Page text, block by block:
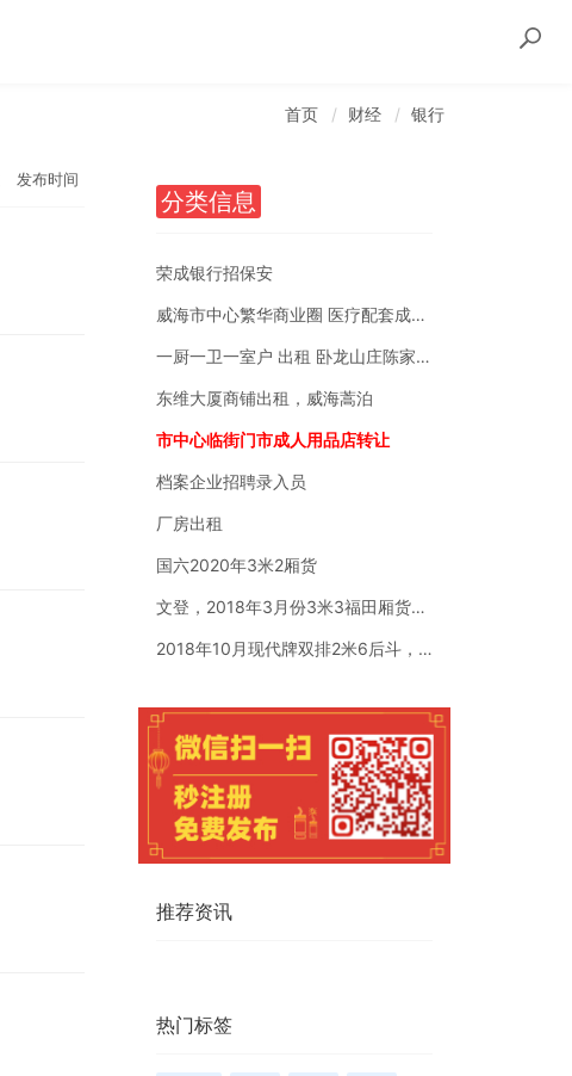
首页 财经 银行
发布时间
分类信息
荣成银行招保安
威海市中心繁华商业圈 医疗配套成熟 南北通透
一厨一卫一室户 出租 卧龙山庄陈家后沟附近
东维大厦商铺出租，威海蒿泊
市中心临街门市成人用品店转让
档案企业招聘录入员
厂房出租
国六2020年3米2厢货
文登，2018年3月份3米3福田厢货。国五全柴汽油1.5排量
2018年10月现代牌双排2米6后斗，个人一手车，车是现代牌
推荐资讯
热门标签